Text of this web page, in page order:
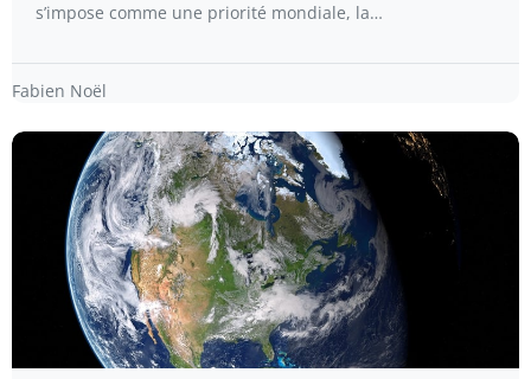
s’impose comme une priorité mondiale, la…
Fabien Noël